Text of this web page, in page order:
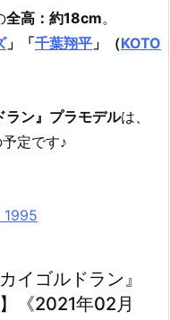
全高：約18cm。
」「千葉翔平 」（KOTO
ラン』プラモデルは、
定です♪
1995
イゴルドラン』
《2021年02月